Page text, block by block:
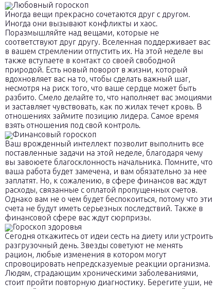
Любовный гороскоп
Иногда вещи прекрасно сочетаются друг с другом.
Иногда они вызывают конфликты и хаос.
Поразмышляйте над вещами, которые не
соответствуют друг другу. Вселенная поддерживает вас
в вашем стремлении отпустить их. На этой неделе вы
также вступаете в контакт со своей свободной
природой. Есть новый поворот в жизни, который
вдохновляет вас на то, чтобы сделать важный шаг,
несмотря на риск того, что ваше сердце может быть
разбито. Смело делайте то, что наполняет вас эмоциями
и заставляет чувствовать, как по жилах течет кровь. В
отношениях займите позицию лидера. Самое время
взять отношения под свой контроль.
Финансовый гороскоп
Ваш врожденный интеллект позволит выполнить все
поставленные задачи на этой неделе, благодаря чему
вы завоюете благосклонность начальника. Помните, что
ваша работа будет замечена, и вам обязательно за нее
заплатят. Но, к сожалению, в сфере финансов вас ждут
расходы, связанные с оплатой пропущенных счетов.
Однако вам не о чем будет беспокоиться, потому что эти
счета не будут иметь серьезных последствий. Также в
финансовой сфере вас ждут сюрпризы.
Гороскоп здоровья
Сегодня откажитесь от идеи сесть на диету или устроить
разгрузочный день. Звезды советуют не менять
рацион, любые изменения в котором могут
спровоцировать непредсказуемые реакции организма.
Людям, страдающим хроническими заболеваниями,
стоит пройти повторную диагностику. Берегите уши, не